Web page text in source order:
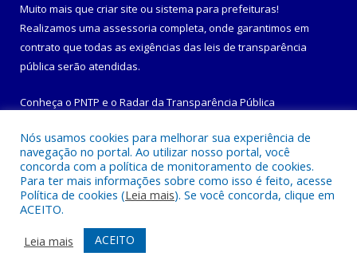
Muito mais que criar site ou sistema para prefeituras!
Realizamos uma assessoria completa, onde garantimos em
contrato que todas as exigências das leis de transparência
pública serão atendidas.
Conheça o PNTP e o Radar da Transparência Pública
Todos os direitos reservados a Prefeitura Municipal de
Maracanã.
Mapa do Site
Acessar Área Administrativa
Acessar Webmail
Nós usamos cookies para melhorar sua experiência de
navegação no portal. Ao utilizar nosso portal, você
concorda com a política de monitoramento de cookies.
Para ter mais informações sobre como isso é feito, acesse
Política de cookies (Leia mais). Se você concorda, clique em
ACEITO.
Leia mais
ACEITO